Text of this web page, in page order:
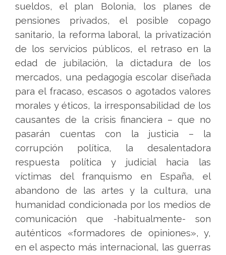
sueldos, el plan Bolonia, los planes de
pensiones privados, el posible copago
sanitario, la reforma laboral, la privatización
de los servicios públicos, el retraso en la
edad de jubilación, la dictadura de los
mercados, una pedagogía escolar diseñada
para el fracaso, escasos o agotados valores
morales y éticos, la irresponsabilidad de los
causantes de la crisis financiera – que no
pasarán cuentas con la justicia – la
corrupción política, la desalentadora
respuesta política y judicial hacia las
víctimas del franquismo en España, el
abandono de las artes y la cultura, una
humanidad condicionada por los medios de
comunicación que -habitualmente- son
auténticos «formadores de opiniones», y,
en el aspecto más internacional, las guerras